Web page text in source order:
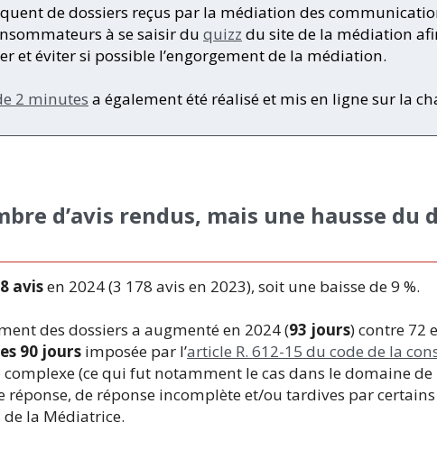
de dossiers reçus par la médiation des
à se saisir du quizz du site de la médiation
et éviter si possible l’engorgement de la médiation.
2 minutes a également été réalisé et mis en ligne sur la
d’avis rendus, mais une hausse du
avisen 2024 (3 178 avis en 2023), soit une baisse de 9 %.
des dossiers a augmenté en 2024 (93 jours) contre 72
90 jours imposée par l’article R. 612-15 du code de la
(ce qui fut notamment le cas dans le domaine de
réponse, de réponse incomplète et/ou tardives par
la Médiatrice.